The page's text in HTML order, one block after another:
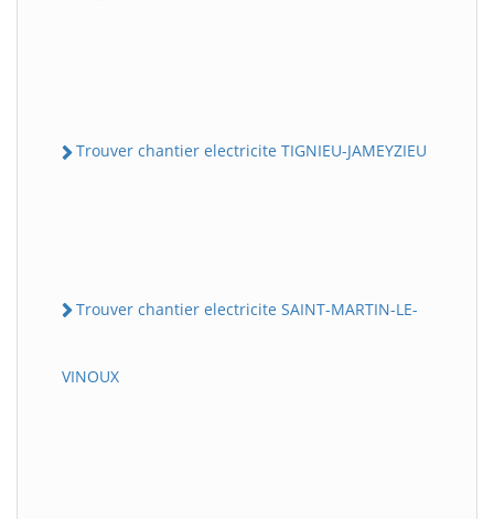
Trouver chantier electricite TIGNIEU-JAMEYZIEU
Trouver chantier electricite SAINT-MARTIN-LE-
VINOUX